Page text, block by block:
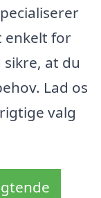
enkelt for
at du
Lad os
valg